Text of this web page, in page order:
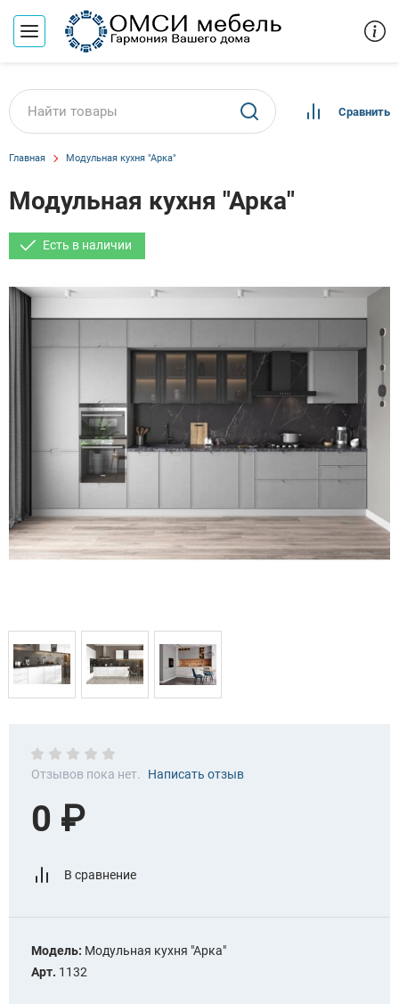
Сравнить
Главная Модульная кухня "Арка"
Модульная кухня "Арка"
Есть в наличии
Отзывов пока нет. Написать отзыв
0 ₽
В сравнение
Модель: Модульная кухня "Арка"
Арт. 1132